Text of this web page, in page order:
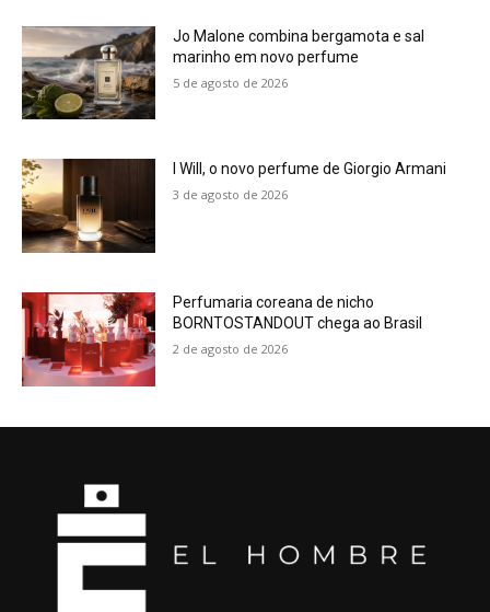
Jo Malone combina bergamota e sal
marinho em novo perfume
5 de agosto de 2026
I Will, o novo perfume de Giorgio Armani
3 de agosto de 2026
Perfumaria coreana de nicho
BORNTOSTANDOUT chega ao Brasil
2 de agosto de 2026